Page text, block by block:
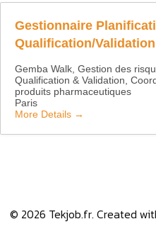
Gestionnaire
Qualification/Validation
Gemba Walk Gestion des
Qualification & Validation
produits pharmaceutiques
Paris
More Details
© 2026 Tekjob.fr. Created